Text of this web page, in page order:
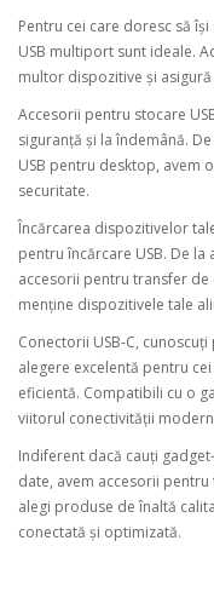
Pentru cei care doresc să
USB multiport sunt ideale.
multor dispozitive și
Accesorii pentru stocare
siguranță și la îndemână.
USB pentru desktop, avem
securitate.
Încărcarea dispozitivelor
pentru încărcare USB. De
accesorii pentru transfer de
menține dispozitivele tale
Conectorii USB-C,
alegere excelentă pentru
eficientă. Compatibili cu o
viitorul conectivității
Indiferent dacă cauți
date, avem accesorii
alegi produse de înaltă
conectată și optimizată.